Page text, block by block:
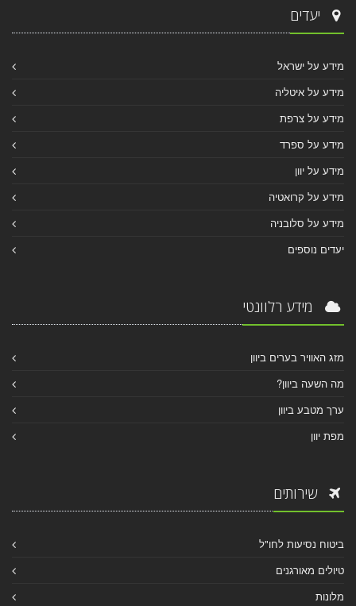
יעדים
מידע על ישראל
מידע על איטליה
מידע על צרפת
מידע על ספרד
מידע על יוון
מידע על קרואטיה
מידע על סלובניה
יעדים נוספים
מידע רלוונטי
מזג האוויר בערים ביוון
מה השעה ביוון?
ערך מטבע ביוון
מפת יוון
שירותים
ביטוח נסיעות לחו"ל
טיולים מאורגנים
מלונות